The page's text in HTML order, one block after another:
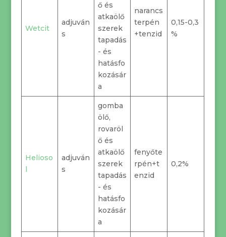
Wetcit
adjuván
s
ő és
atkaölő
szerek
tapadás
- és
hatásfo
kozásár
a
narancs
terpén
+tenzid
0,15-0,3
%
Helioso
l
adjuván
s
gomba
ölő,
rovaröl
ő és
atkaölő
szerek
tapadás
- és
hatásfo
kozásár
a
fenyőte
rpén+t
enzid
0,2%